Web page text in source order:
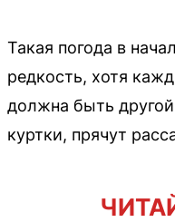
Такая погода в
редкость, хотя
должна быть
куртки, прячут